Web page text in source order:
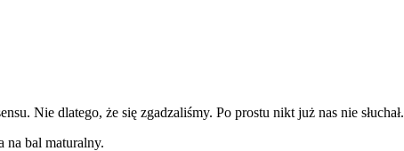
Nie dlatego, że się zgadzaliśmy. Po prostu nikt już nas nie słuchał.
na bal maturalny.